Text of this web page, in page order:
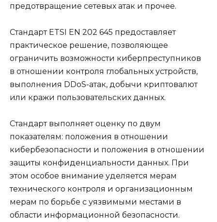
предотвращение сетевых атак и прочее.
Стандарт ETSI EN 202 645 предоставляет
практическое решение, позволяющее
ограничить возможности киберпреступников
в отношении контроля глобальных устройств,
выполнения DDoS-атак, добычи криптовалют
или кражи пользовательских данных.
Стандарт выполняет оценку по двум
показателям: положения в отношении
кибербезопасности и положения в отношении
защиты конфиденциальности данных. При
этом особое внимание уделяется мерам
технического контроля и организационным
мерам по борьбе с уязвимыми местами в
области информационной безопасности.